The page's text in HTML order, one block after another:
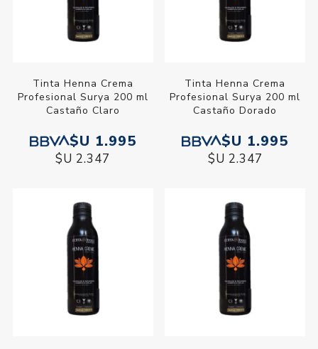
Tinta Henna Crema
Profesional Surya 200 ml
Castaño Claro
$U 1.995
$U 2.347
Tinta Henna Crema
Profesional Surya 200 ml
Castaño Dorado
$U 1.995
$U 2.347